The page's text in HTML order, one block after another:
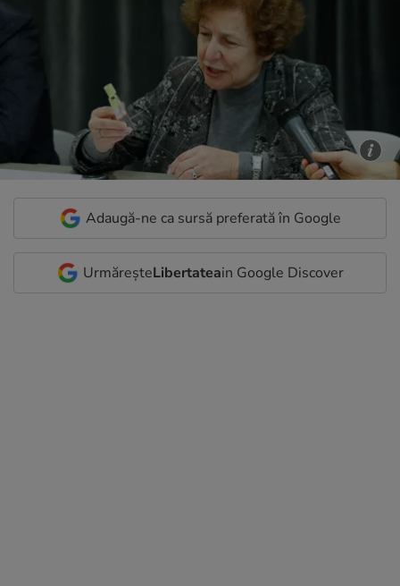
Adaugă-ne ca sursă preferată în Google
UrmăreșteLibertateain Google Discover